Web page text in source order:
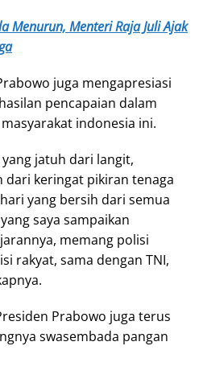
Menurun, Menteri Raja Juli Ajak
juga mengapresiasi
pencapaian dalam
indonesia ini.
jatuh dari langit,
dari keringat pikiran tenaga
yang bersih dari semua
saya sampaikan
memang polisi
rakyat, sama dengan TNI,
Prabowo juga terus
swasembada pangan